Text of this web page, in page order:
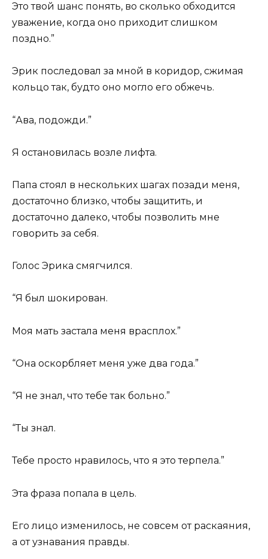
Это твой шанс понять, во сколько обходится
уважение, когда оно приходит слишком
поздно.”
Эрик последовал за мной в коридор, сжимая
кольцо так, будто оно могло его обжечь.
“Ава, подожди.”
Я остановилась возле лифта.
Папа стоял в нескольких шагах позади меня,
достаточно близко, чтобы защитить, и
достаточно далеко, чтобы позволить мне
говорить за себя.
Голос Эрика смягчился.
“Я был шокирован.
Моя мать застала меня врасплох.”
“Она оскорбляет меня уже два года.”
“Я не знал, что тебе так больно.”
“Ты знал.
Тебе просто нравилось, что я это терпела.”
Эта фраза попала в цель.
Его лицо изменилось, не совсем от раскаяния,
а от узнавания правды.